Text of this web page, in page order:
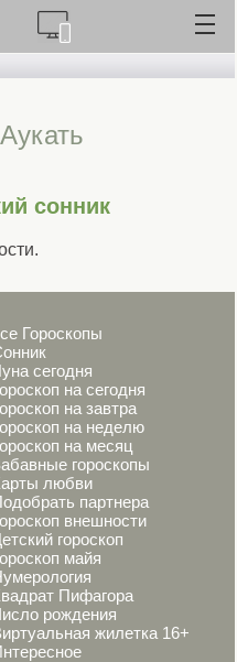
сонник
Гороскопы
сегодня
на сегодня
на завтра
на неделю
на месяц
гороскопы
любви
партнера
внешности
гороскоп
майя
Пифагора
рождения
жилетка 16+